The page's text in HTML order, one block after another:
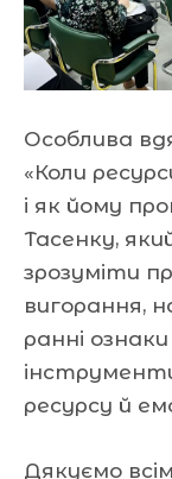
Особлива
«Коли
і як йому
Тасенку,
зрозуміти
вигорання,
ранні
ресурсу й
Дякуємо